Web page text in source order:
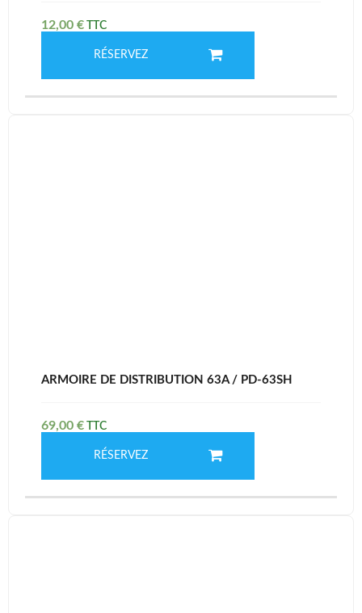
12,00 €
RÉSERVEZ
ARMOIRE DE DISTRIBUTION 63A / PD-63SH
69,00 €
RÉSERVEZ